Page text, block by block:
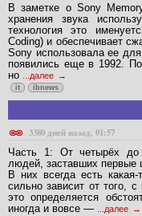
В заметке о Sony
хранения звука
технология это
Coding) и обеспечивает
Sony использовала ее
появились еще в 1992.
но
...далее
it ibnews
3380 дней назад, 01:57
Часть 1: От четырёх
людей, заставших первые
В них всегда есть
сильно зависит от того,
это определяется
иногда и вовсе —
...далее